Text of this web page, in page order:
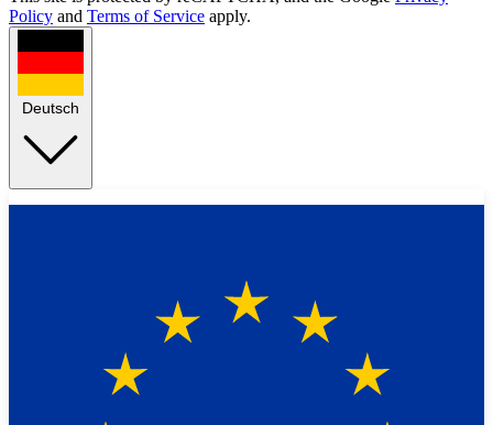
Policy and Terms of Service apply.
Deutsch